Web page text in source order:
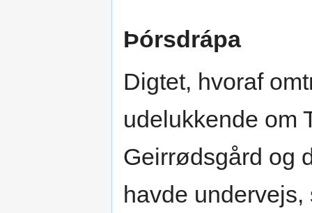
Þórsdrápa
Digtet, hvoraf
udelukkende om
Geirrødsgård og
havde